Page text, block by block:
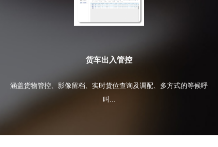
货车出入管控
涵盖货物管控、影像留档、实时货位查询及调配、多方式的等候呼
叫...